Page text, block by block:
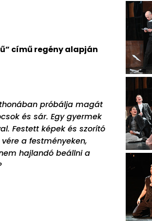
című regény alapján
próbálja magát
és sár. Egy gyermek
Festett képek és szorító
a festményeken,
hajlandó beállni a